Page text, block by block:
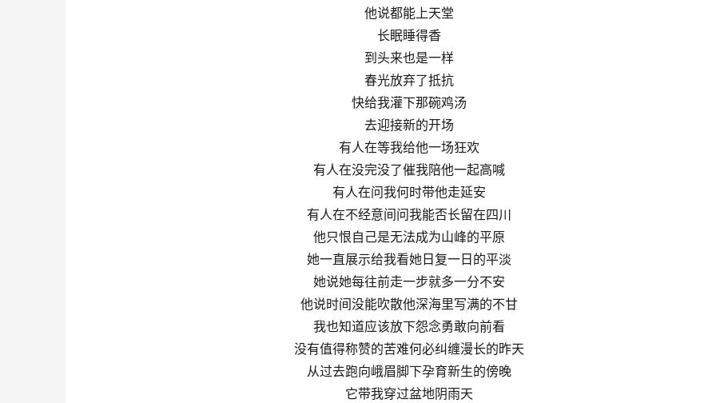
他说都能上天堂
长眠睡得香
到头来也是一样
春光放弃了抵抗
快给我灌下那碗鸡汤
去迎接新的开场
有人在等我给他一场狂欢
有人在没完没了催我陪他一起高喊
有人在问我何时带他走延安
有人在不经意间问我能否长留在四川
他只恨自己是无法成为山峰的平原
她一直展示给我看她日复一日的平淡
她说她每往前走一步就多一分不安
他说时间没能吹散他深海里写满的不甘
我也知道应该放下怨念勇敢向前看
没有值得称赞的苦难何必纠缠漫长的昨天
从过去跑向峨眉脚下孕育新生的傍晚
它带我穿过盆地阴雨天